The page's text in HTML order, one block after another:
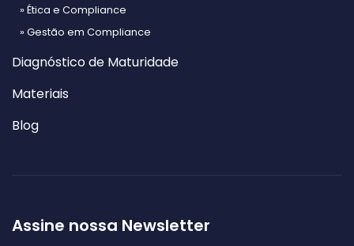
» Ética e Compliance
» Gestão em Compliance
Diagnóstico de Maturidade
Materiais
Blog
Assine nossa Newsletter